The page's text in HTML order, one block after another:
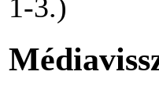
1-3.)